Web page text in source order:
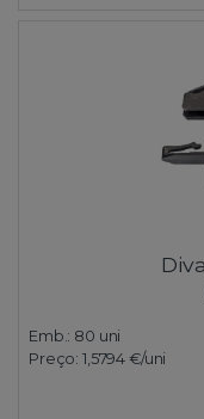
Emb.: 80 uni
Preço: 1,5794 €/uni